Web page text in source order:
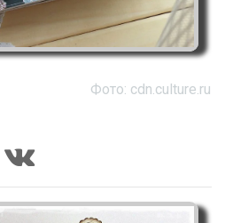
Фото: cdn.culture.ru